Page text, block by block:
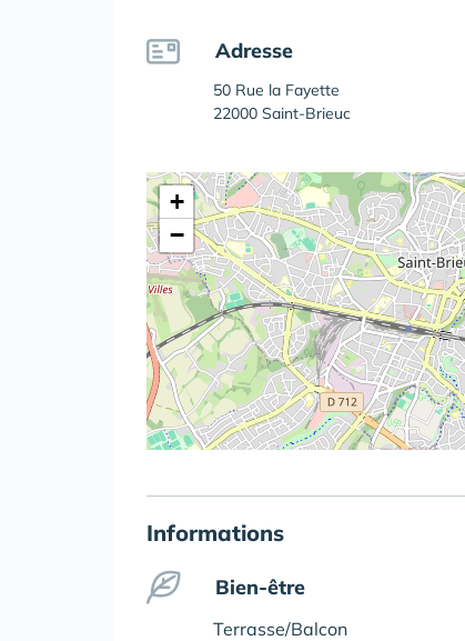
Adresse
50 Rue la Fayette
22000 Saint-Brieuc
+
−
Informations
Bien-être
Terrasse/Balcon